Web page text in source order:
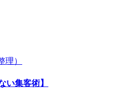
）
い集客術】